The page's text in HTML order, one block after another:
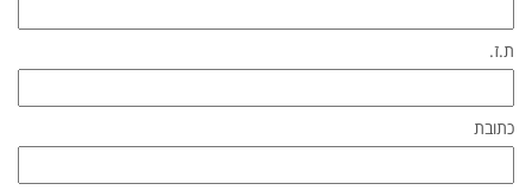
ת.ז.
כתובת